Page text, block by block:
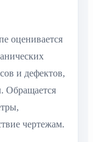
оценивается
и дефектов,
Обращается
чертежам.